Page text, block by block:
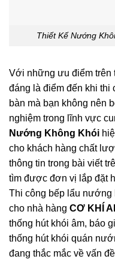
Thiết Kế Nướng
Với những ưu điểm trên
đáng là điểm đến khi thi
bàn mà bạn không nên
nghiệm trong lĩnh vực
Nướng Không Khói
cho khách hàng chất
thông tin trong bài viết
tìm được đơn vị lắp đặt
Thi công bếp lẩu nướng
cho nhà hàng CƠ KHÍ
thống hút khói âm, báo
thống hút khói quán
đang thắc mắc về vấn đề